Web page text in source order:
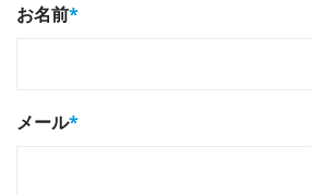
お名前*
メール*